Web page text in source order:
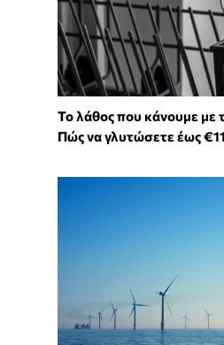
Το λάθος που κάνουμε με
Πώς να γλυτώσετε έως